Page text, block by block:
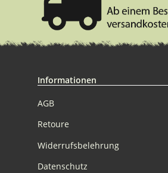
Informationen
AGB
Retoure
Widerrufsbelehrung
Datenschutz